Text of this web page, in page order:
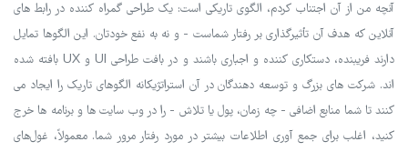
آنچه من از آن اجتناب کردم، الگوی تاریکی است: یک طراحی گمراه کننده در رابط های
آنلاین که هدف آن تأثیرگذاری بر رفتار شماست - و نه به نفع خودتان. این الگوها تمایل
دارند فریبنده، دستکاری کننده و اجباری باشند و در بافت طراحی UI و UX بافته شده
اند. شرکت های بزرگ و توسعه دهندگان در آن استراتژیکانه الگوهای تاریک را ایجاد می
کنند تا شما منابع اضافی - چه زمان، پول یا تلاش - را در وب سایت ها و برنامه ها خرج
کنید، اغلب برای جمع آوری اطلاعات بیشتر در مورد رفتار مرور شما. معمولاً، غول‌های